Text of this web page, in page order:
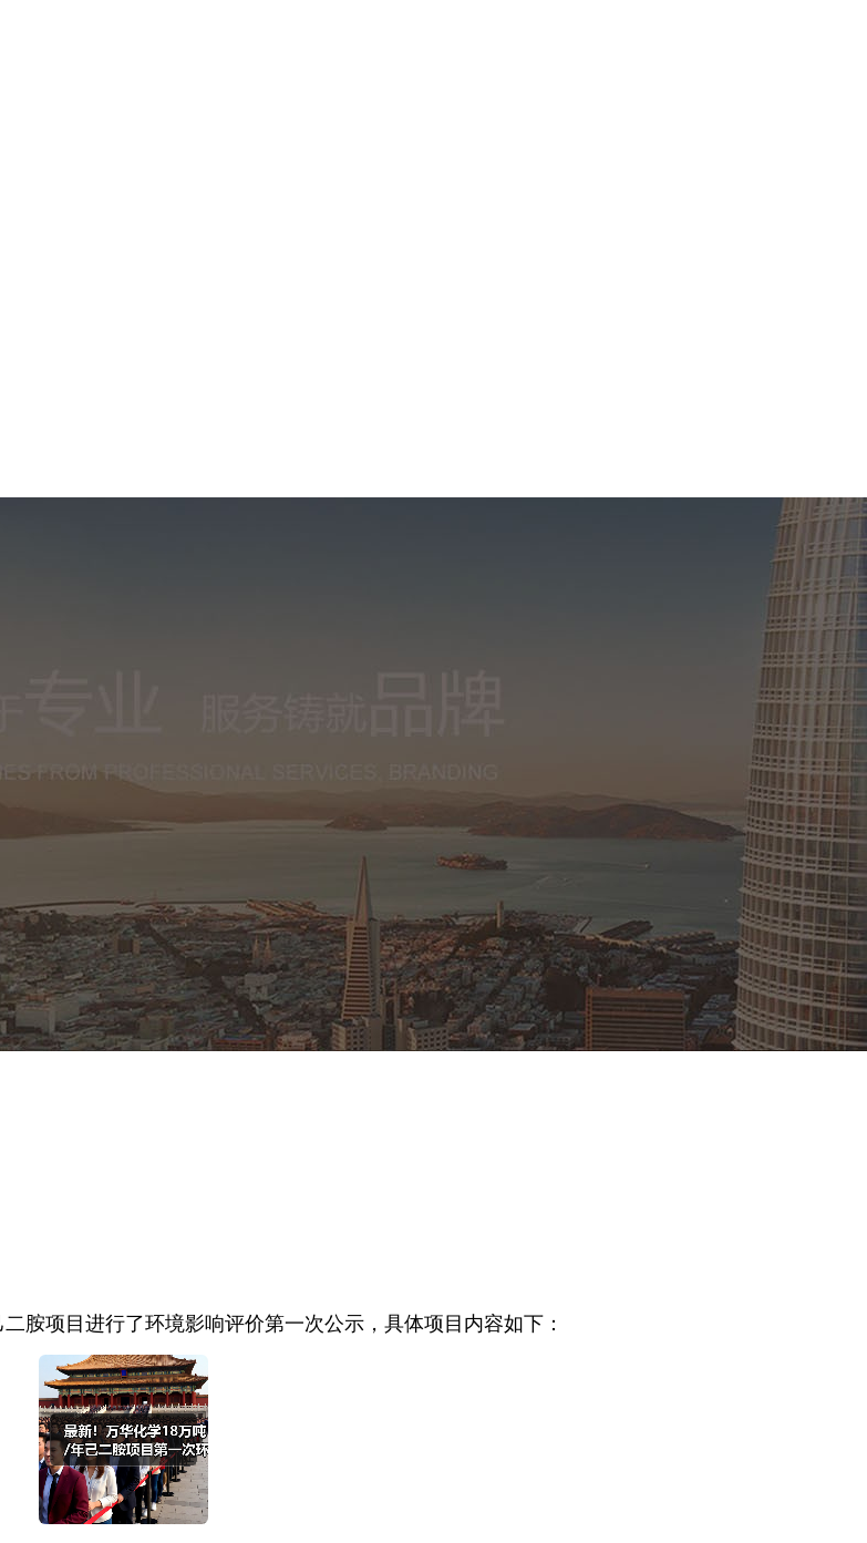
胺项目进行了环境影响评价第一次公示，具体项目内容如下：